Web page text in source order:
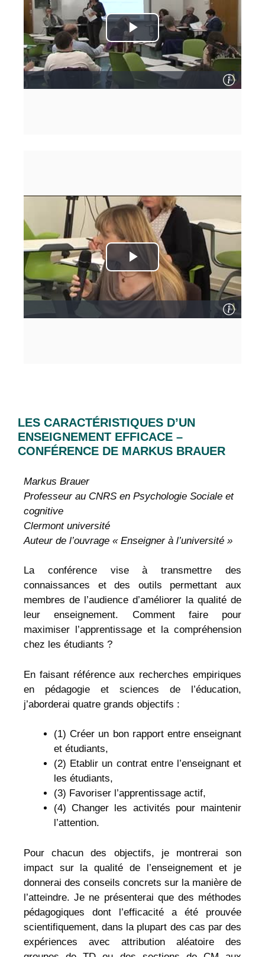
LES CARACTÉRISTIQUES D’UN
ENSEIGNEMENT EFFICACE –
CONFÉRENCE DE MARKUS BRAUER
Markus Brauer
Professeur au CNRS en Psychologie Sociale et
cognitive
Clermont université
Auteur de l’ouvrage « Enseigner à l’université »
La conférence vise à transmettre des
connaissances et des outils permettant aux
membres de l’audience d’améliorer la qualité de
leur enseignement. Comment faire pour
maximiser l’apprentissage et la compréhension
chez les étudiants ?
En faisant référence aux recherches empiriques
en pédagogie et sciences de l’éducation,
j’aborderai quatre grands objectifs :
(1) Créer un bon rapport entre enseignant
et étudiants,
(2) Etablir un contrat entre l’enseignant et
les étudiants,
(3) Favoriser l’apprentissage actif,
(4) Changer les activités pour maintenir
l’attention.
Pour chacun des objectifs, je montrerai son
impact sur la qualité de l’enseignement et je
donnerai des conseils concrets sur la manière de
l’atteindre. Je ne présenterai que des méthodes
pédagogiques dont l’efficacité a été prouvée
scientifiquement, dans la plupart des cas par des
expériences avec attribution aléatoire des